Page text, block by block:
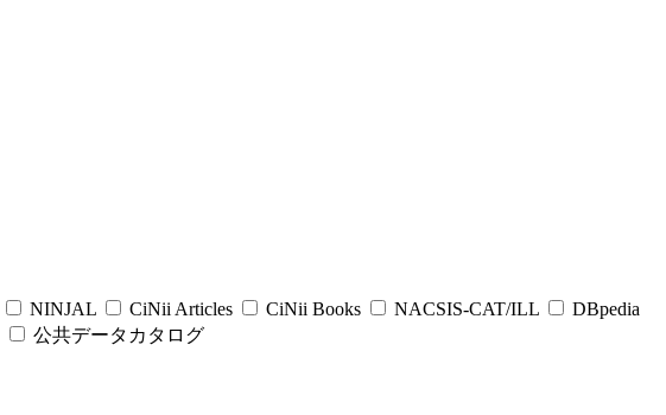
NINJAL CiNii Articles CiNii Books NACSIS-CAT/ILL
DBpedia
公共データカタログ